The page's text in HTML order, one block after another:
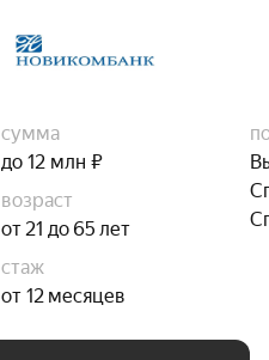
сумма
до 12 млн ₽
возраст
от 21 до 65 лет
стаж
от 12 месяцев